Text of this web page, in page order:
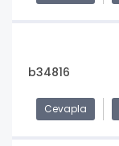
b34816
Cevapla